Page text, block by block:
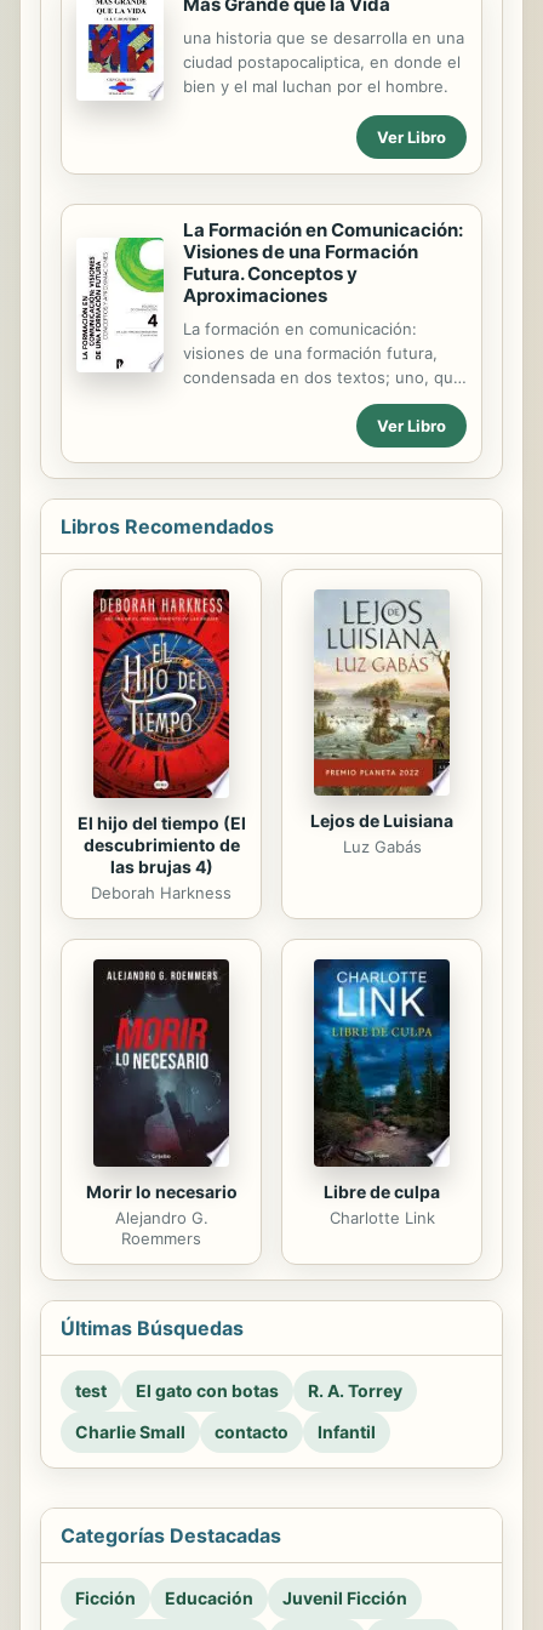
país y de los problemas que tienen
sus habitantes. Nicolás se ofrece a
ayudarla y, así, viajará al país de «No
me importa», donde conocerá a sus
qué han desaparecido todos los
una historia que se desarrolla en una
ciudad postapocaliptica, en donde el
bien y el mal luchan por el hombre.
Ver Libro
La Formación en Comunicación:
Visiones de una Formación
Futura. Conceptos y
Aproximaciones
La formación en comunicación:
visiones de una formación futura,
condensada en dos textos; uno, que
quisimos clasificar con la
denominación de Conceptos y
aproximaciones, y el segundo,
Experiencias significativas, que
reúne acciones, investigaciones,
trabajo de campo y prácticas de
campo de la formación en
comunicación y periodismo.
Ver Libro
Libros Recomendados
El hijo del tiempo (El
descubrimiento de
las brujas 4)
Deborah Harkness
Lejos de Luisiana
Luz Gabás
Morir lo necesario
Alejandro G.
Roemmers
Libre de culpa
Charlotte Link
Últimas Búsquedas
test El gato con botas
R. A. Torrey
Charlie Small
contacto Infantil
Categorías Destacadas
Ficción Educación
Juvenil Ficción